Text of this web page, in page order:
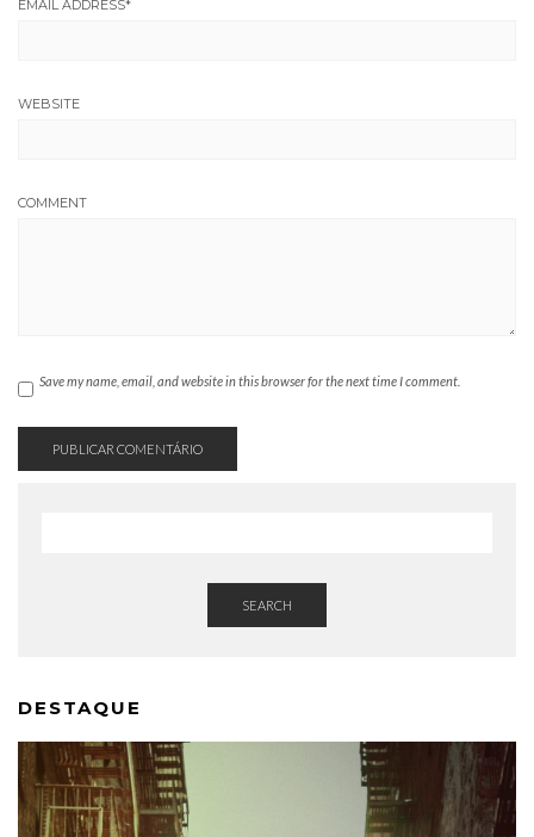
EMAIL ADDRESS*
WEBSITE
COMMENT
Save my name, email, and website in this browser for the next time I comment.
SEARCH
DESTAQUE